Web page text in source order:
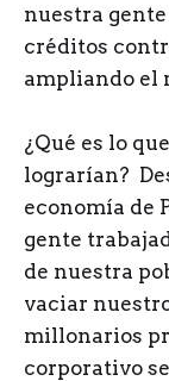
nuestra
créditos
ampliando el
¿Qué es lo
lograrían?
economía de
gente
de nuestra
vaciar
millonarios
corporativo